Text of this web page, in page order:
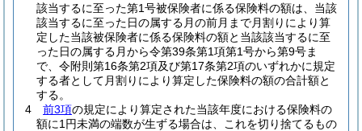
該当するに至った第1号被保険者に係る保険料の額は、当該
該当するに至った日の属する月の前月まで月割りにより算
定した当該被保険者に係る保険料の額と当該該当するに至
った日の属する月から令第39条第1項第1号から第9号ま
で、令附則第16条第2項及び第17条第2項のいずれかに規定
する者として月割りにより算定した保険料の額の合計額と
する。
4
前3項の規定により算定された当該年度における保険料の
額に1円未満の端数が生ずる場合は、これを切り捨てるもの